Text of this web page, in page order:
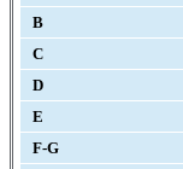
B
C
D
E
F-G